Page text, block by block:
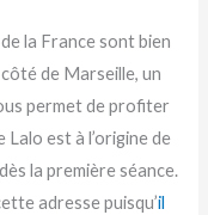
la France sont bien
de Marseille, un
permet de profiter
est à l’origine de
la première séance.
adresse puisqu’il